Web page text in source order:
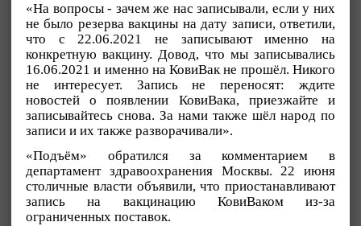
«На вопросы - зачем же нас записывали, если у них
не было резерва вакцины на дату записи, ответили,
что с 22.06.2021 не записывают именно на
конкретную вакцину. Довод, что мы записывались
16.06.2021 и именно на КовиВак не прошёл. Никого
не интересует. Запись не переносят: ждите
новостей о появлении КовиВака, приезжайте и
записывайтесь снова. За нами также шёл народ по
записи и их также разворачивали».
«Подъём» обратился за комментарием в
департамент здравоохранения Москвы. 22 июня
столичные власти объявили, что приостанавливают
запись на вакцинацию КовиВаком из-за
ограниченных поставок.